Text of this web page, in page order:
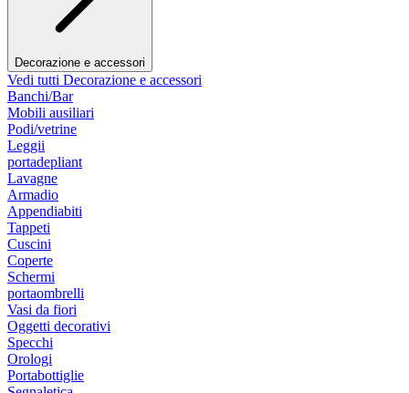
Decorazione e accessori
Vedi tutti Decorazione e accessori
Banchi/Bar
Mobili ausiliari
Podi/vetrine
Leggii
portadepliant
Lavagne
Armadio
Appendiabiti
Tappeti
Cuscini
Coperte
Schermi
portaombrelli
Vasi da fiori
Oggetti decorativi
Specchi
Orologi
Portabottiglie